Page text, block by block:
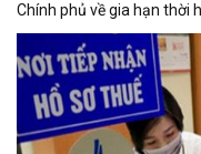
Chính phủ về gia hạn thời
2026, nhằm bảo đảm
hỗ trợ kịp thời cho người